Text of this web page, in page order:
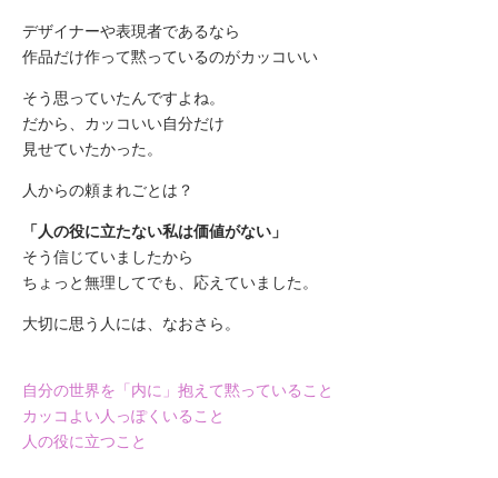
デザイナーや表現者であるなら
作品だけ作って黙っているのがカッコいい
そう思っていたんですよね。
だから、カッコいい自分だけ
見せていたかった。
人からの頼まれごとは？
「人の役に立たない私は価値がない」
そう信じていましたから
ちょっと無理してでも、応えていました。
大切に思う人には、なおさら。
自分の世界を「内に」抱えて黙っていること
カッコよい人っぽくいること
人の役に立つこと